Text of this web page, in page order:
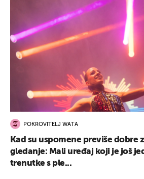
POKROVITELJ WATA
Kad su uspomene previše dobre
gledanje: Mali uređaj koji je još
trenutke s ple...